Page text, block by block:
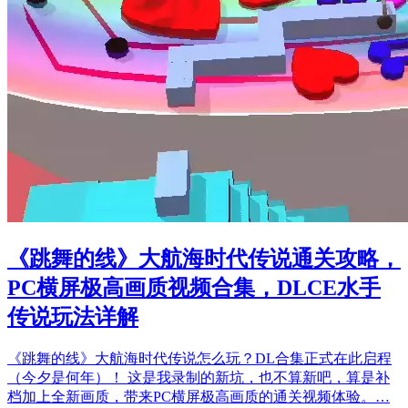
《跳舞的线》大航海时代传说通关攻略，
PC横屏极高画质视频合集，DLCE水手
传说玩法详解
《跳舞的线》大航海时代传说怎么玩？DL合集正式在此启程
（今夕是何年）！ 这是我录制的新坑，也不算新吧，算是补
档加上全新画质，带来PC横屏极高画质的通关视频体验。…